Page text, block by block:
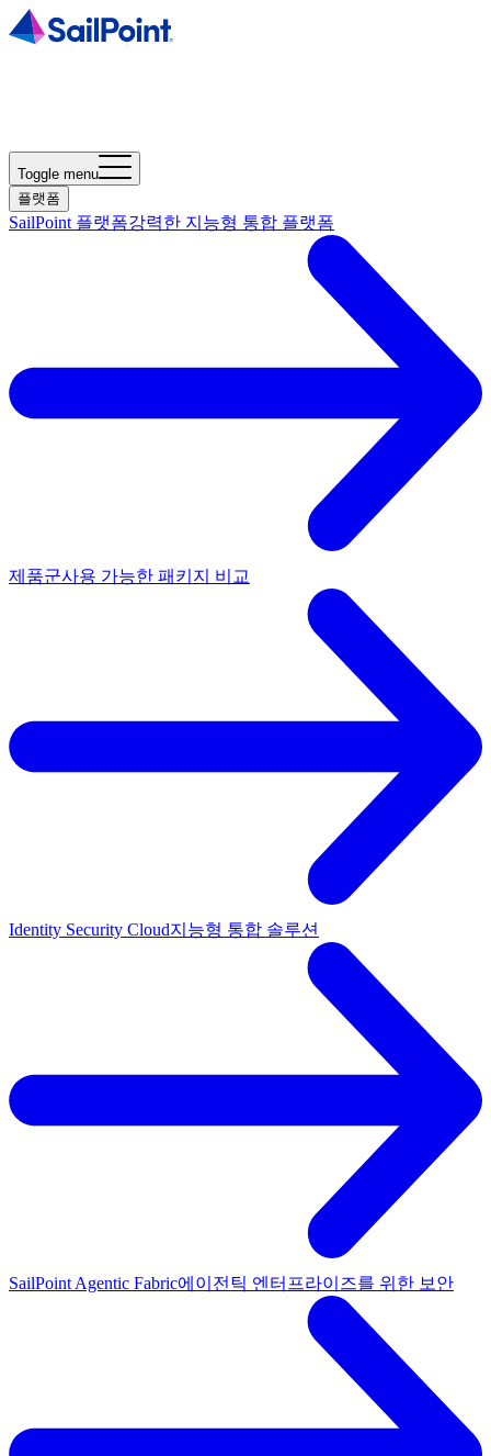
Toggle menu
플랫폼
SailPoint 플랫폼강력한 지능형 통합 플랫폼
제품군사용 가능한 패키지 비교
Identity Security Cloud지능형 통합 솔루션
SailPoint Agentic Fabric에이전틱 엔터프라이즈를 위한 보안